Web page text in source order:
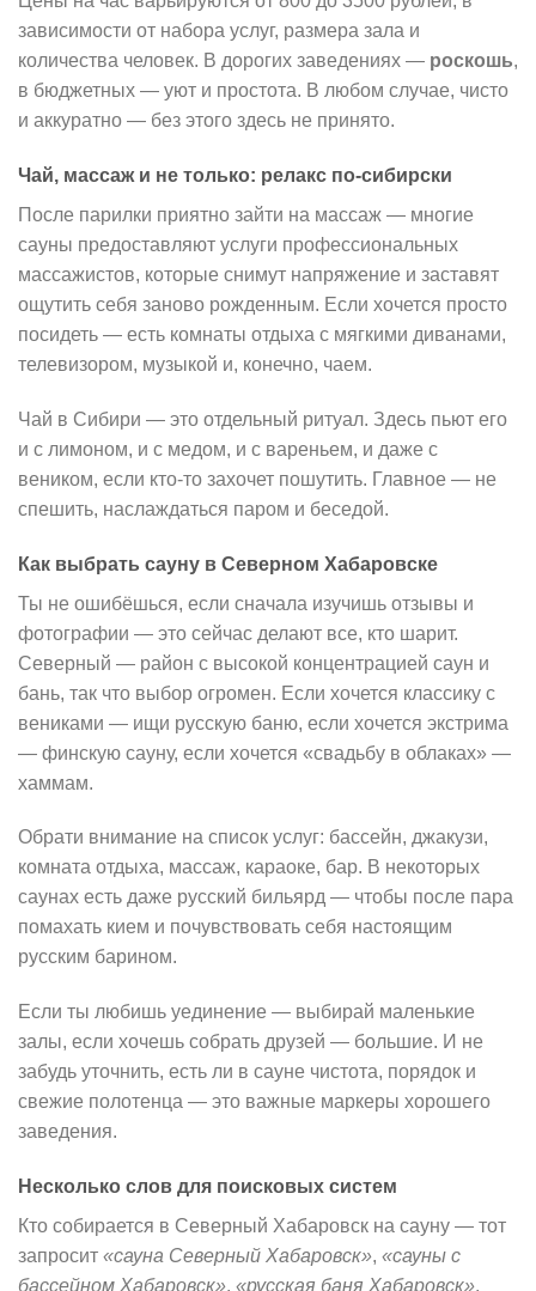
зависимости от набора услуг, размера зала и
количества человек. В дорогих заведениях — роскошь,
в бюджетных — уют и простота. В любом случае, чисто
и аккуратно — без этого здесь не принято.
Чай, массаж и не только: релакс по-сибирски
После парилки приятно зайти на массаж — многие
сауны предоставляют услуги профессиональных
массажистов, которые снимут напряжение и заставят
ощутить себя заново рожденным. Если хочется просто
посидеть — есть комнаты отдыха с мягкими диванами,
телевизором, музыкой и, конечно, чаем.
Чай в Сибири — это отдельный ритуал. Здесь пьют его
и с лимоном, и с медом, и с вареньем, и даже с
веником, если кто-то захочет пошутить. Главное — не
спешить, наслаждаться паром и беседой.
Как выбрать сауну в Северном Хабаровске
Ты не ошибёшься, если сначала изучишь отзывы и
фотографии — это сейчас делают все, кто шарит.
Северный — район с высокой концентрацией саун и
бань, так что выбор огромен. Если хочется классику с
вениками — ищи русскую баню, если хочется экстрима
— финскую сауну, если хочется «свадьбу в облаках» —
хаммам.
Обрати внимание на список услуг: бассейн, джакузи,
комната отдыха, массаж, караоке, бар. В некоторых
саунах есть даже русский бильярд — чтобы после пара
помахать кием и почувствовать себя настоящим
русским барином.
Если ты любишь уединение — выбирай маленькие
залы, если хочешь собрать друзей — большие. И не
забудь уточнить, есть ли в сауне чистота, порядок и
свежие полотенца — это важные маркеры хорошего
заведения.
Несколько слов для поисковых систем
Кто собирается в Северный Хабаровск на сауну — тот
запросит «сауна Северный Хабаровск», «сауны с
бассейном Хабаровск», «русская баня Хабаровск»,